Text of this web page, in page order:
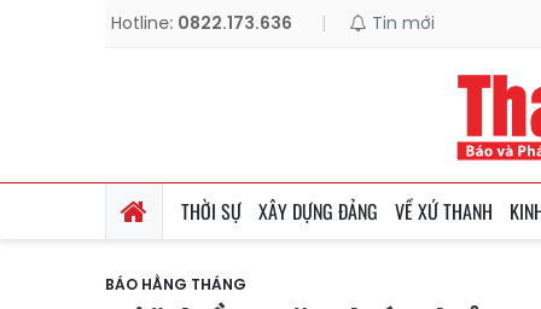
Hotline: 0822.173.636 | Tin mới
THỜI SỰ XÂY DỰNG ĐẢNG VỀ XỨ THANH
BÁO HẰNG THÁNG